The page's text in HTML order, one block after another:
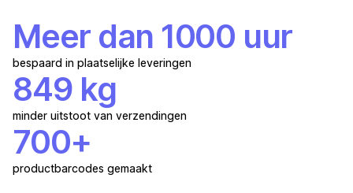
Meer dan 1000 uur
bespaard in plaatselijke leveringen
849 kg
minder uitstoot van verzendingen
700+
productbarcodes gemaakt